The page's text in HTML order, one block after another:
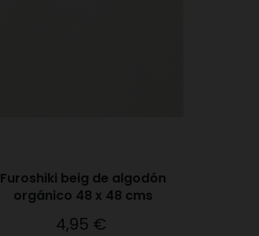
Furoshiki beig de algodón
orgánico 48 x 48 cms
Precio
4,95 €